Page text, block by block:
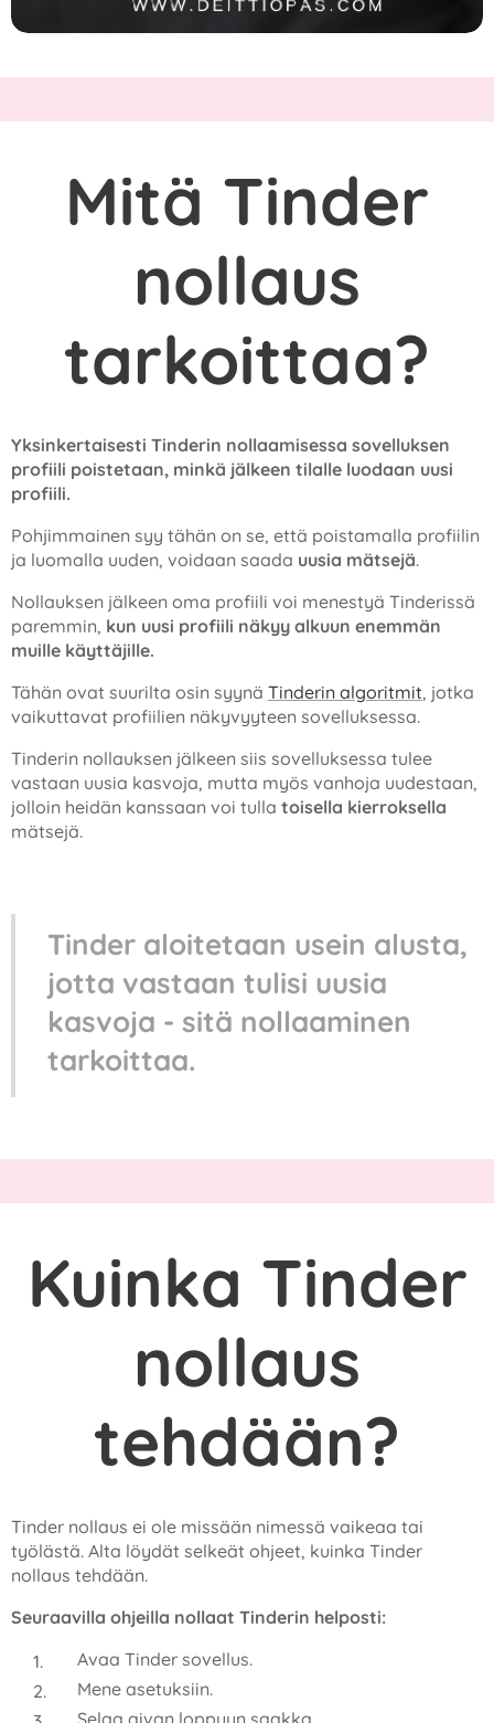
Mitä Tinder
nollaus
tarkoittaa?
Yksinkertaisesti Tinderin nollaamisessa sovelluksen
profiili poistetaan, minkä jälkeen tilalle luodaan uusi
profiili.
Pohjimmainen syy tähän on se, että poistamalla profiilin
ja luomalla uuden, voidaan saada uusia mätsejä.
Nollauksen jälkeen oma profiili voi menestyä Tinderissä
paremmin, kun uusi profiili näkyy alkuun enemmän
muille käyttäjille.
Tähän ovat suurilta osin syynä Tinderin algoritmit, jotka
vaikuttavat profiilien näkyvyyteen sovelluksessa.
Tinderin nollauksen jälkeen siis sovelluksessa tulee
vastaan uusia kasvoja, mutta myös vanhoja uudestaan,
jolloin heidän kanssaan voi tulla toisella kierroksella
mätsejä.
Tinder aloitetaan usein alusta,
jotta vastaan tulisi uusia
kasvoja - sitä nollaaminen
tarkoittaa.
Kuinka Tinder
nollaus
tehdään?
Tinder nollaus ei ole missään nimessä vaikeaa tai
työlästä. Alta löydät selkeät ohjeet, kuinka Tinder
nollaus tehdään.
Seuraavilla ohjeilla nollaat Tinderin helposti:
Avaa Tinder sovellus.
Mene asetuksiin.
Selaa aivan loppuun saakka.